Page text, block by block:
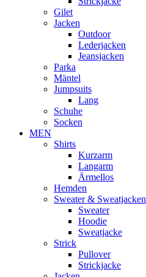
Gilet
Jacken
Outdoor
Lederjacken
Jeansjacken
Parka
Mäntel
Jumpsuits
Lang
Schuhe
Socken
MEN
Shirts
Kurzarm
Langarm
Ärmellos
Hemden
Sweater & Sweatjacken
Sweater
Hoodie
Sweatjacke
Strick
Pullover
Strickjacke